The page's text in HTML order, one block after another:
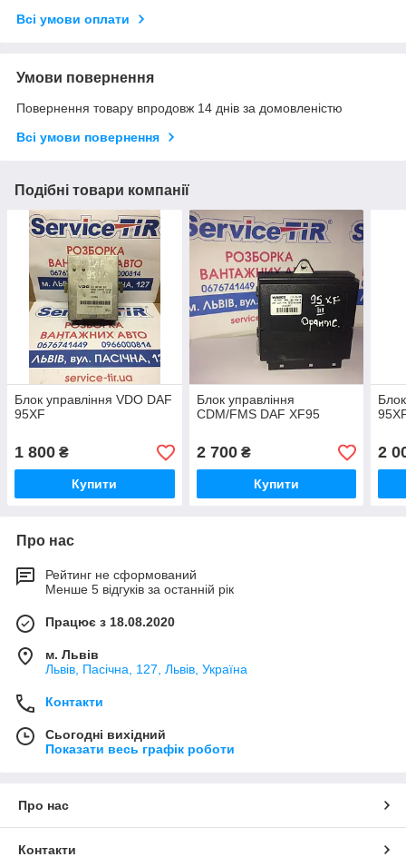
Всі умови оплати
Умови повернення
Повернення товару впродовж 14 днів за домовленістю
Всі умови повернення
Подібні товари компанії
Блок управління VDO DAF
95XF
1 800 ₴
Купити
Блок управління
CDM/FMS DAF XF95
2 700₴
Купити
2
Про нас
Рейтинг не сформований
Менше 5 відгуків за останній рік
Працює з 18.08.2020
м. Львів
Львів, Пасічна, 127, Львів, Україна
Контакти
Сьогодні вихідний
Показати весь графік роботи
Про нас
Контакти